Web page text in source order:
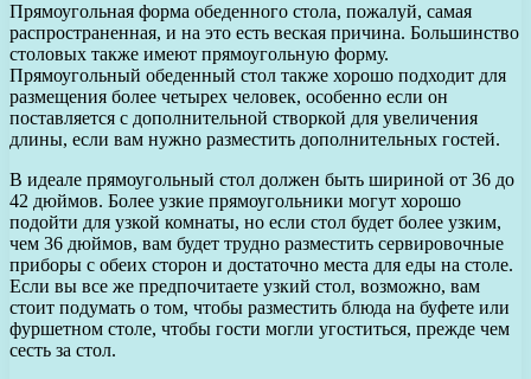
Прямоугольная форма обеденного стола, пожалуй, самая
распространенная, и на это есть веская причина. Большинство
столовых также имеют прямоугольную форму.
Прямоугольный обеденный стол также хорошо подходит для
размещения более четырех человек, особенно если он
поставляется с дополнительной створкой для увеличения
длины, если вам нужно разместить дополнительных гостей.
В идеале прямоугольный стол должен быть шириной от 36 до
42 дюймов. Более узкие прямоугольники могут хорошо
подойти для узкой комнаты, но если стол будет более узким,
чем 36 дюймов, вам будет трудно разместить сервировочные
приборы с обеих сторон и достаточно места для еды на столе.
Если вы все же предпочитаете узкий стол, возможно, вам
стоит подумать о том, чтобы разместить блюда на буфете или
фуршетном столе, чтобы гости могли угоститься, прежде чем
сесть за стол.